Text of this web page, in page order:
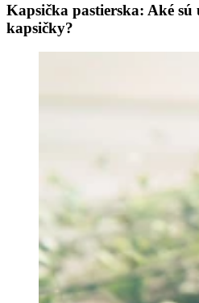
Kapsička pastierska: Aké
kapsičky?